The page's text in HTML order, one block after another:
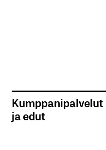
Kumppanipalvelut
ja edut